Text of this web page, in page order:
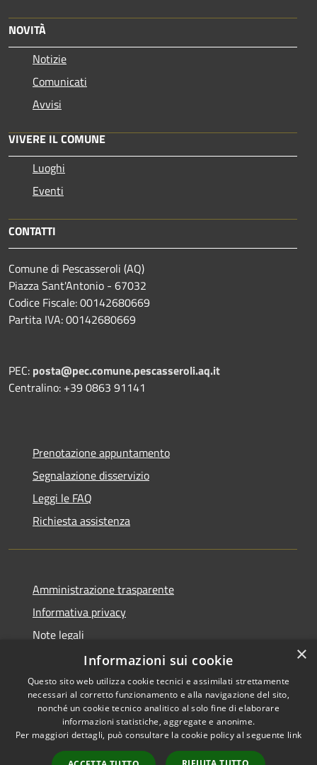
NOVITÀ
Notizie
Comunicati
Avvisi
VIVERE IL COMUNE
Luoghi
Eventi
CONTATTI
Comune di Pescasseroli (AQ)
Piazza Sant'Antonio - 67032
Codice Fiscale: 00142680669
Partita IVA: 00142680669
PEC: posta@pec.comune.pescasseroli.aq.it
Centralino: +39 0863 91141
Prenotazione appuntamento
Segnalazione disservizio
Leggi le FAQ
Richiesta assistenza
Amministrazione trasparente
Informativa privacy
Note legali
Dichiarazione di accessibilità
RSS
Accessibilità
Copyright © 2026 • Comune di
Pescasseroli • Powered by
×
Informazioni sui cookie
Questo sito web utilizza cookie tecnici e assimilati strettamente
necessari al corretto funzionamento e alla navigazione del sito,
nonché un cookie tecnico analitico al solo fine di elaborare
informazioni statistiche, aggregate e anonime.
Per maggiori dettagli, può consultare la cookie policy al seguente link